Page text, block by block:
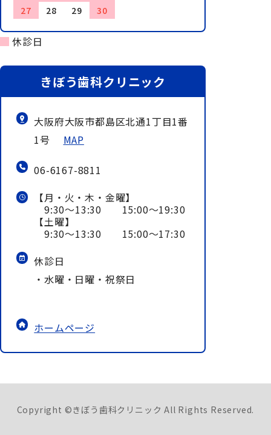
27
28 29 30
休診日
きぼう歯科クリニック
大阪府大阪市都島区北通1丁目1番
1号 MAP
06-6167-8811
【月・火・木・金曜】
9:30～13:30 15:00～19:30
【土曜】
9:30～13:30 15:00～17:30
休診日
・水曜・日曜・祝祭日
ホームページ
Copyright ©きぼう歯科クリニック All Rights Reserved.